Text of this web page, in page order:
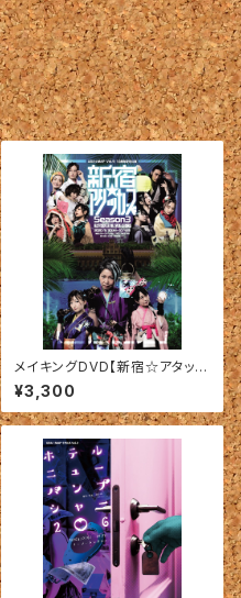
メイキングDVD【新宿☆アタッカ
ーズ Season3 〜孤島の洋館
殺人事件！？〜】
¥3,300